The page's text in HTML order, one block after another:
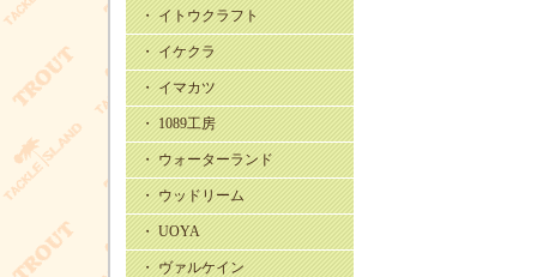
・ イトウクラフト
・ イケクラ
・ イマカツ
・ 1089工房
・ ウォーターランド
・ ウッドリーム
・ UOYA
・ ヴァルケイン